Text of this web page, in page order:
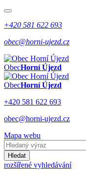
+420 581 622 693
obec@horni-ujezd.cz
ObecHorní Újezd
ObecHorní Újezd
+420 581 622 693
obec@horni-ujezd.cz
Mapa webu
Hledat
rozšířené vyhledávání